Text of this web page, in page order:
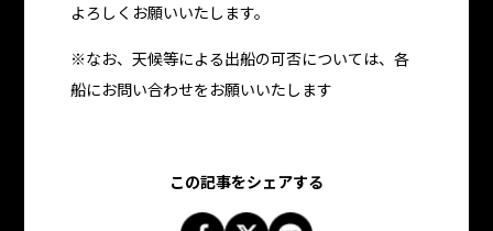
よろしくお願いいたします。
※なお、天候等による出船の可否については、各
船にお問い合わせをお願いいたします
この記事をシェアする